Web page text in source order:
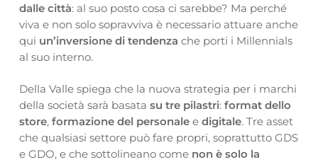
dalle città: al suo posto cosa ci sarebbe? Ma perché
viva e non solo sopravviva è necessario attuare anche
qui un’inversione di tendenza che porti i Millennials
al suo interno.
Della Valle spiega che la nuova strategia per i marchi
della società sarà basata su tre pilastri: format dello
store, formazione del personalee digitale. Tre asset
che qualsiasi settore può fare propri, soprattutto GDS
e GDO, e che sottolineano come non è solo la